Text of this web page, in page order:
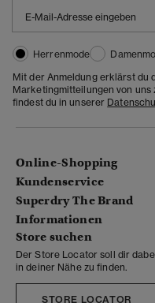
Herrenmode
Mit der Anmeldung erklärst du
Marketingmitteilungen von
findest du in unserer
Online-Shopping
Kundenservice
Superdry The Brand
Informationen
Store suchen
Der Store Locator soll dir
in deiner Nähe zu finden.
STORE LOCATOR